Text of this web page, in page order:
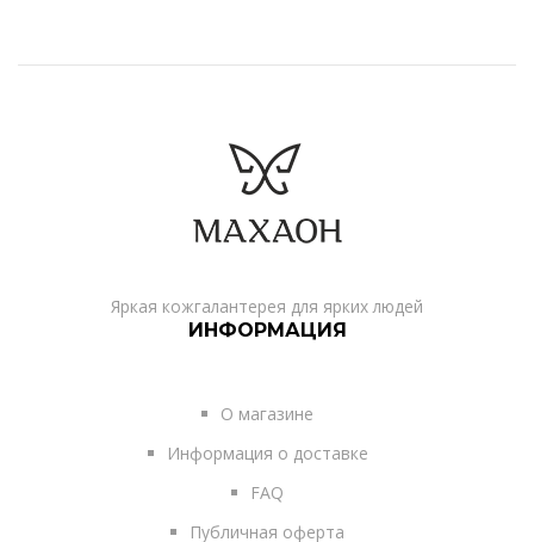
Яркая кожгалантерея для ярких людей
ИНФОРМАЦИЯ
О магазине
Информация о доставке
FAQ
Публичная оферта